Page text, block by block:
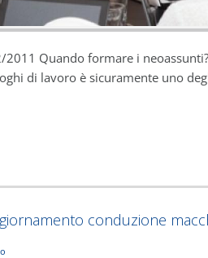
Quando formare i
di lavoro è sicuramente uno
conduzione